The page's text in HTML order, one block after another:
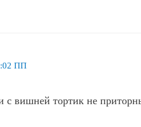
ПП
с вишней тортик не